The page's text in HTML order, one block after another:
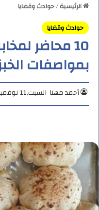
الرئيسية/حوادث وقضايا
حوادث وقضايا
10 محاضر
بمواصفات
أحمد مهنا السبت,11 نوفمبر, 2023 6:31 ص